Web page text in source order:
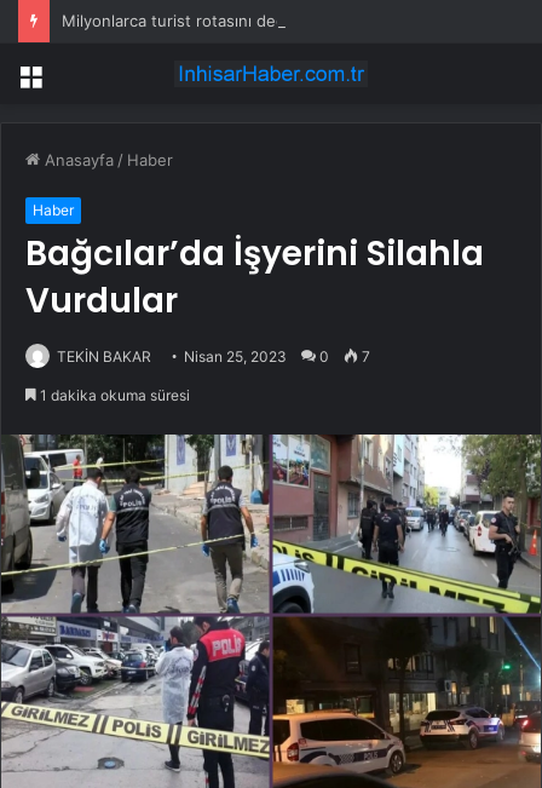
Menü
Anasayfa / Haber
Haber
Bağcılar’da İşyerini Silahla
Vurdular
TEKİN BAKAR Nisan 25, 2023 0 7
1 dakika okuma süresi